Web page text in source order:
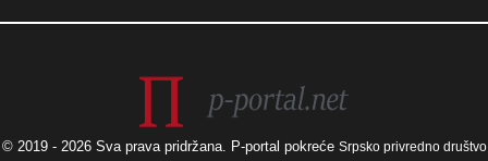
© 2019 - 2026 Sva prava pridržana. P-portal pokreće Srpsko privredno društvo